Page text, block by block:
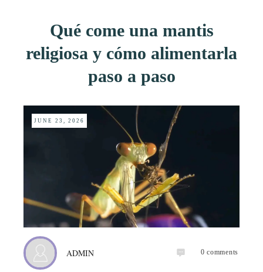
Qué come una mantis
religiosa y cómo alimentarla
paso a paso
JUNE 23, 2026
ADMIN 0 comments